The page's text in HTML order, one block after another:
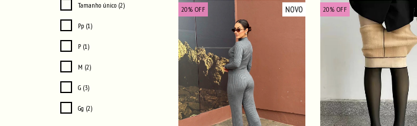
Tamanho único (2)
Pp (1)
P (1)
M (2)
G (3)
Gg (2)
20% OFF NOVO 20% OFF